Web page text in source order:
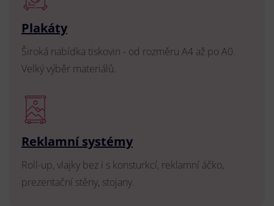
Plakáty
Široká nabídka tiskovin - od rozměru A4 až po A0.
Velký výběr materiálů.
Reklamní systémy
Roll-up, vlajky bez i s konsturkcí, reklamní áčko,
prezentační stěny, stojany.